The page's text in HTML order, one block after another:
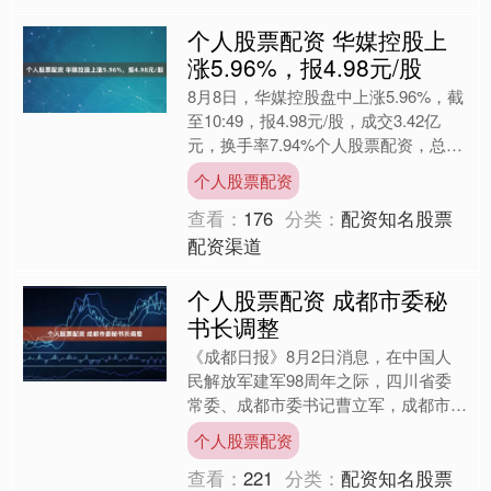
个人股票配资 华媒控股上
涨5.96%，报4.98元/股
8月8日，华媒控股盘中上涨5.96%，截
至10:49，报4.98元/股，成交3.42亿
元，换手率7.94%个人股票配资，总市
值50.68亿元。 资料显示，浙江华....
个人股票配资
查看： 176 分类：配资知名股票
配资渠道
个人股票配资 成都市委秘
书长调整
《成都日报》8月2日消息，在中国人
民解放军建军98周年之际，四川省委
常委、成都市委书记曹立军，成都市委
副书记、市长王凤朝个人股票配资，成
都市委副书记、政法委书记....
个人股票配资
查看：221 分类：配资知名股票